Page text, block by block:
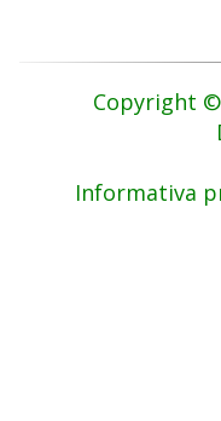
Copyright ©
Informativa